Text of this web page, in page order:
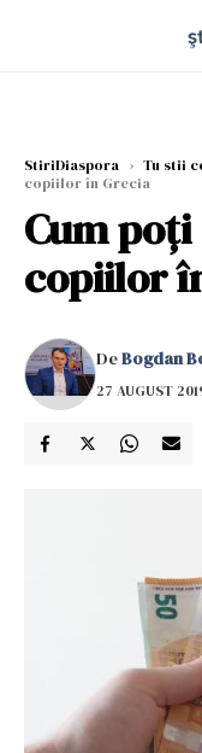
StiriDiaspora › Tu stii
copiilor în Grecia
Cum
copiilor
DeBogdan
27 AUGUST